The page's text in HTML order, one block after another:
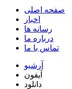
صفحه اصلی
اخبار
رسانه ها
درباره ما
تماس با ما
آرشیو
آیفون
دانلود